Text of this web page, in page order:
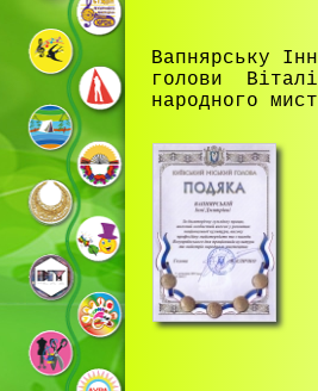
Вапнярську
голови
народного